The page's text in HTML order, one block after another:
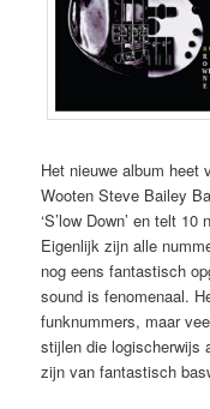
Het nieuwe album heet
Wooten Steve Bailey
‘S’low Down’ en telt
Eigenlijk zijn alle
nog eens fantastisch
sound is fenomenaal.
funknummers, maar
stijlen die logischerwijs
zijn van fantastisch